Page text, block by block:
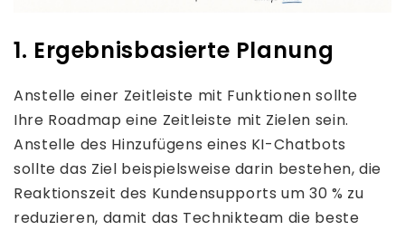
1. Ergebnisbasierte Planung
Anstelle einer Zeitleiste mit Funktionen sollte
Ihre Roadmap eine Zeitleiste mit Zielen sein.
Anstelle des Hinzufügens eines KI-Chatbots
sollte das Ziel beispielsweise darin bestehen, die
Reaktionszeit des Kundensupports um 30 % zu
reduzieren, damit das Technikteam die beste